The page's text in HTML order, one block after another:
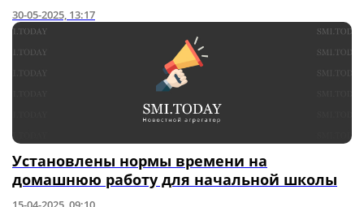
30-05-2025, 13:17
Установлены нормы времени на
домашнюю работу для начальной школы